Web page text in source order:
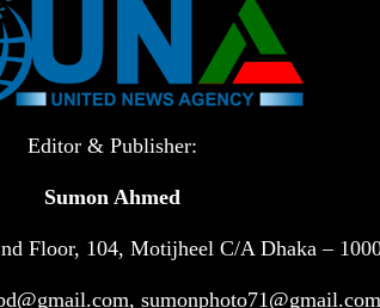
Editor & Publisher:
Sumon Ahmed
Floor, 104, Motijheel C/A Dhaka –
sumonphoto71@gmail.com